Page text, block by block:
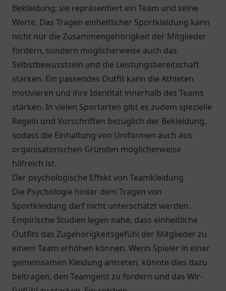
Bekleidung; sie repräsentiert ein Team und seine
Werte. Das Tragen einheitlicher Sportkleidung kann
nicht nur die Zusammengehörigkeit der Mitglieder
fördern, sondern möglicherweise auch das
Selbstbewusstsein und die Leistungsbereitschaft
stärken. Ein passendes Outfit kann die Athleten
motivieren und ihre Identität innerhalb des Teams
stärken. In vielen Sportarten gibt es zudem spezielle
Regeln und Vorschriften bezüglich der Bekleidung,
sodass die Einhaltung von Uniformen auch aus
organisatorischen Gründen möglicherweise
hilfreich ist.
Der psychologische Effekt von Teamkleidung
Die Psychologie hinter dem Tragen von
Sportkleidung darf nicht unterschätzt werden.
Empirische Studien legen nahe, dass einheitliche
Outfits das Zugehörigkeitsgefühl der Mitglieder zu
einem Team erhöhen können. Wenn Spieler in einer
gemeinsamen Kleidung antreten, könnte dies dazu
beitragen, den Teamgeist zu fördern und das Wir-